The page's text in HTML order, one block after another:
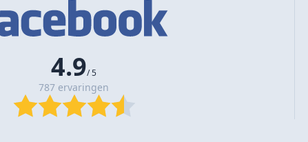
4.9/ 5
787 ervaringen